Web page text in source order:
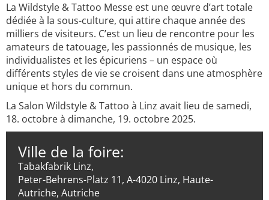
La Wildstyle & Tattoo Messe est une œuvre d’art totale
dédiée à la sous-culture, qui attire chaque année des
milliers de visiteurs. C’est un lieu de rencontre pour les
amateurs de tatouage, les passionnés de musique, les
individualistes et les épicuriens – un espace où
différents styles de vie se croisent dans une atmosphère
unique et hors du commun.
La Salon Wildstyle & Tattoo à Linz avait lieu de samedi,
18. octobre à dimanche, 19. octobre 2025.
Ville de la foire:
Tabakfabrik Linz,
Peter-Behrens-Platz 11, A-4020 Linz, Haute-
Autriche, Autriche